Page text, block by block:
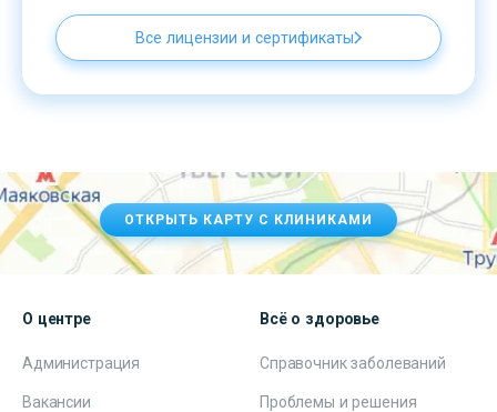
Все лицензии и сертификаты
ОТКРЫТЬ КАРТУ С КЛИНИКАМИ
О центре
Администрация
Вакансии
Всё о здоровье
Справочник заболеваний
Проблемы и решения